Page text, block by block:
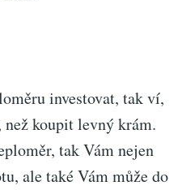
investovat, tak ví,
koupit levný krám.
tak Vám nejen
ale také Vám může do